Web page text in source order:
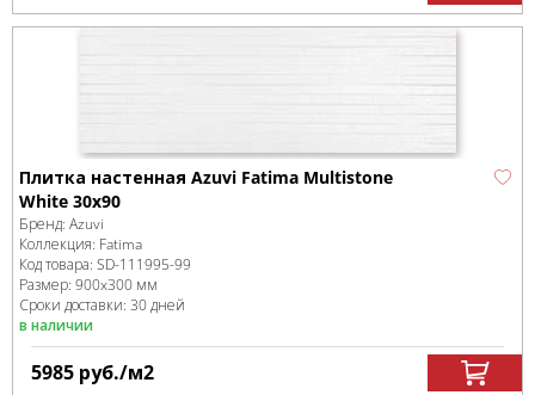
Плитка настенная Azuvi Fatima Multistone
White 30x90
Бренд: Azuvi
Коллекция: Fatima
Код товара: SD-111995-99
Размер: 900x300 мм
Сроки доставки: 30 дней
в наличии
5985 руб./м2